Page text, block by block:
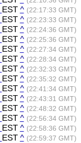
EST ^ (22:17:33 GMT)
EST ^ (22:23:33 GMT)
EST ^ (22:24:36 GMT)
EST ^ (22:25:36 GMT)
EST ^ (22:27:34 GMT)
EST ^ (22:28:34 GMT)
EST ^ (22:32:33 GMT)
EST ^ (22:35:32 GMT)
EST ^ (22:41:34 GMT)
EST ^ (22:43:31 GMT)
EST ^ (22:48:32 GMT)
EST ^ (22:56:34 GMT)
EST ^ (22:58:36 GMT)
EST ^ (22:59:37 GMT)